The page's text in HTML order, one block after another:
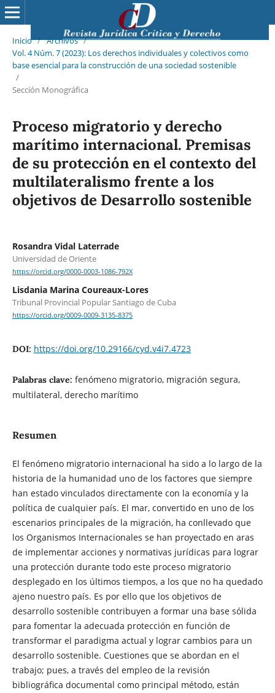
Inicio / Archivos /
Vol. 4 Núm. 7 (2023): Los derechos individuales y colectivos como
base esencial para la construcción de una sociedad sostenible
/
Sección Monográfica
Proceso migratorio y derecho
marítimo internacional. Premisas
de su protección en el contexto del
multilateralismo frente a los
objetivos de Desarrollo sostenible
Rosandra Vidal Laterrade
Universidad de Oriente
https://orcid.org/0000-0003-1086-792X
Lisdania Marina Coureaux-Lores
Tribunal Provincial Popular Santiago de Cuba
https://orcid.org/0009-0009-3135-8375
DOI: https://doi.org/10.29166/cyd.v4i7.4723
Palabras clave: fenómeno migratorio, migración segura,
multilateral, derecho marítimo
Resumen
El fenómeno migratorio internacional ha sido a lo largo de la
historia de la humanidad uno de los factores que siempre
han estado vinculados directamente con la economía y la
política de cualquier país. El mar, convertido en uno de los
escenarios principales de la migración, ha conllevado que
los Organismos Internacionales se han proyectado en aras
de implementar acciones y normativas jurídicas para lograr
una protección durante todo este proceso migratorio
desplegado en los últimos tiempos, a los que no ha quedado
ajeno nuestro país. Es por ello que los objetivos de
desarrollo sostenible contribuyen a formar una base sólida
para fomentar la adecuada protección en función de
transformar el paradigma actual y lograr cambios para un
desarrollo sostenible. Cuestiones que se abordan en el
trabajo; pues, a través del empleo de la revisión
bibliográfica documental como principal método, están